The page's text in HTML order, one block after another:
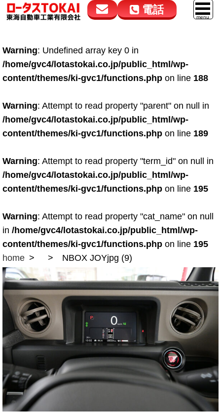
電話
050-5264-4432
9:00～18:00
050-5264-4433
9:00～18:00
車販売
スマイル車検
鈑金・塗装
点検・整備
ロードサービス
レンタカー
Warning: Undefined array key 0 in
/home/gvc4/lotastokai.co.jp/public_html/wp-
content/themes/ki-gvc1/functions.php on line 188
Warning: Attempt to read property "parent" on null in
/home/gvc4/lotastokai.co.jp/public_html/wp-
content/themes/ki-gvc1/functions.php on line 189
Warning: Attempt to read property "term_id" on null in
/home/gvc4/lotastokai.co.jp/public_html/wp-
content/themes/ki-gvc1/functions.php on line 195
Warning: Attempt to read property "cat_name" on null
in /home/gvc4/lotastokai.co.jp/public_html/wp-
content/themes/ki-gvc1/functions.php on line 195
home
NBOX JOYjpg (9)